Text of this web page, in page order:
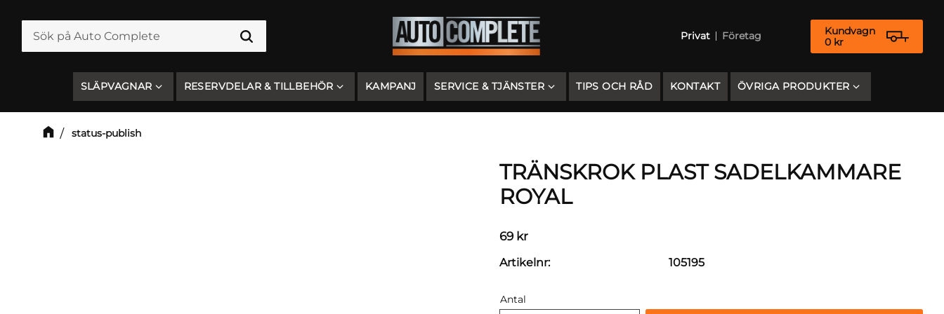
Privat Företag
Kundvagn
0 kr
SLÄPVAGNAR RESERVDELAR & TILLBEHÖR KAMPANJ SERVICE & TJÄNSTER TIPS OCH RÅD KONTAKT ÖVRIGA PRODUKTER
status-publish
TRÄNSKROK PLAST SADELKAMMARE
ROYAL
69kr
Antal
Artikelnr 105195